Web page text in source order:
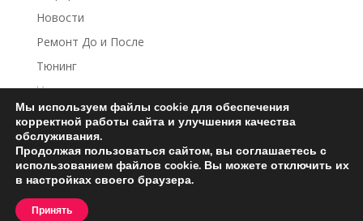
Новости
Ремонт До и После
Тюнинг
Услуги
Ремонт турбин
Контакты
Пользовательское соглашение
Мы используем файлы cookie для обеспечения
корректной работы сайта и улучшения качества
обслуживания.
Продолжая пользоваться сайтом, вы соглашаетесь с
использованием файлов cookie. Вы можете отключить их
в настройках своего браузера.
Принять